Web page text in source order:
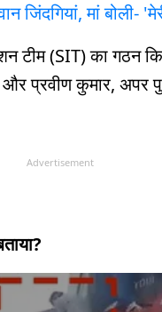
मां बोली-
टीम (SIT) का गठन
और प्रवीण कुमार,
Advertisement